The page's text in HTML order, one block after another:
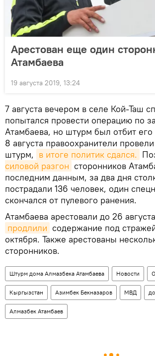
Арестован еще один
Атамбаева
19 августа 2019, 13:24
7 августа вечером в селе Кой-Таш
попытался провести операцию по
Атамбаева, но штурм был отбит его
8 августа правоохранители
штурм, в итоге политик сдался.
силовой разгон сторонников
последним данным, за два дня
пострадали 136 человек, один
скончался от пулевого ранения.
Атамбаева арестовали до 26
продлили содержание под
октября. Также арестованы
сторонников.
Штурм дома Алмазбека Атамбаева Новости
Кыргызстан Азимбек Бекназаров МВД
Алмазбек Атамбаев